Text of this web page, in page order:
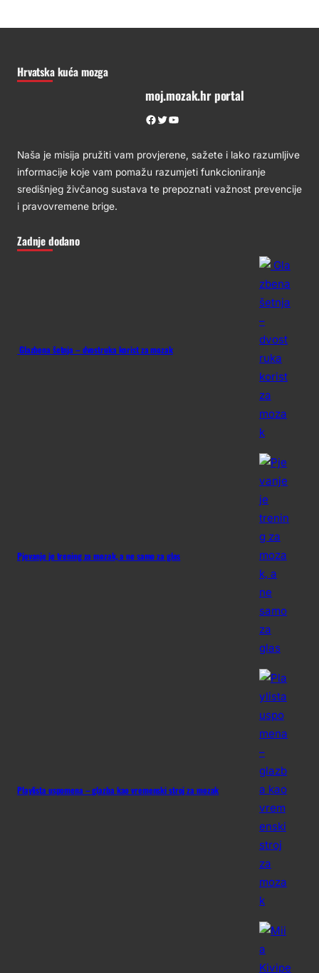
Hrvatska kuća mozga
moj.mozak.hr portal
Facebook Twitter YouTube
Naša je misija pružiti vam provjerene, sažete i lako razumljive
informacije koje vam pomažu razumjeti funkcioniranje
središnjeg živčanog sustava te prepoznati važnost prevencije
i pravovremene brige.
Zadnje dodano
Glazbena šetnja – dvostruka korist za mozak
Pjevanje je trening za mozak, a ne samo za glas
Playlista uspomena – glazba kao vremenski stroj za mozak